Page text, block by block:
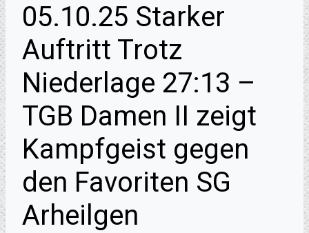
05.10.25 Starker
Auftritt Trotz
Niederlage 27:13 –
TGB Damen II zeigt
Kampfgeist gegen
den Favoriten SG
Arheilgen